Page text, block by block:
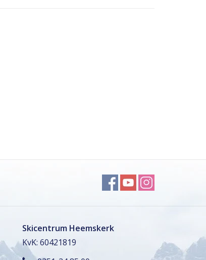
Skicentrum Heemskerk
KvK: 60421819